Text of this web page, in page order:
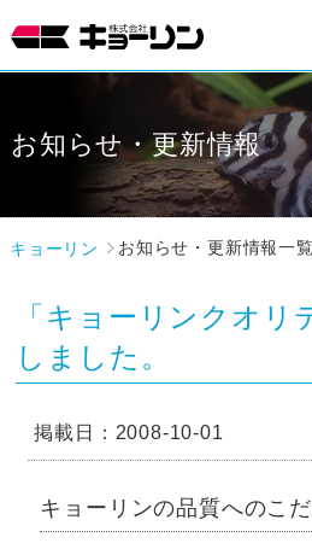
お知らせ・更新情報
キョーリン お知らせ・更新情報一覧
「キョーリンクオリ
しました。
掲載日：2008-10-01
キョーリンの品質へのこ